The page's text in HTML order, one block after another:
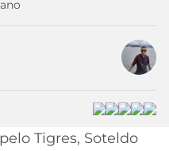
Tigres, Soteldo